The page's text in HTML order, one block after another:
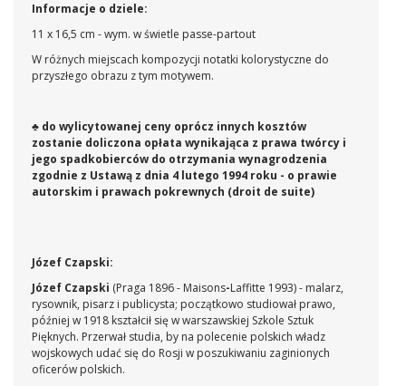
Informacje o dziele:
11 x 16,5 cm - wym. w świetle passe-partout
W różnych miejscach kompozycji notatki kolorystyczne do
przyszłego obrazu z tym motywem.
♣ do wylicytowanej ceny oprócz innych kosztów
zostanie doliczona opłata wynikająca z prawa twórcy i
jego spadkobierców do otrzymania wynagrodzenia
zgodnie z Ustawą z dnia 4 lutego 1994 roku - o prawie
autorskim i prawach pokrewnych (droit de suite)
Józef Czapski:
Józef Czapski (Praga 1896 - Maisons-Laffitte 1993) - malarz,
rysownik, pisarz i publicysta; początkowo studiował prawo,
później w 1918 kształcił się w warszawskiej Szkole Sztuk
Pięknych. Przerwał studia, by na polecenie polskich władz
wojskowych udać się do Rosji w poszukiwaniu zaginionych
oficerów polskich.